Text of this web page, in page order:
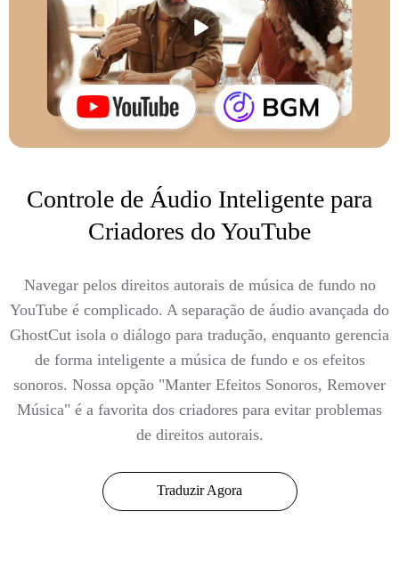
Controle de Áudio Inteligente para
Criadores do YouTube
Navegar pelos direitos autorais de música de fundo no
YouTube é complicado. A separação de áudio avançada do
GhostCut isola o diálogo para tradução, enquanto gerencia
de forma inteligente a música de fundo e os efeitos
sonoros. Nossa opção "Manter Efeitos Sonoros, Remover
Música" é a favorita dos criadores para evitar problemas
de direitos autorais.
Traduzir Agora